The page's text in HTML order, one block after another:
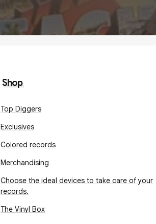
Shop
Top Diggers
Exclusives
Colored records
Merchandising
Choose the ideal devices to take care of your
records.
The Vinyl Box